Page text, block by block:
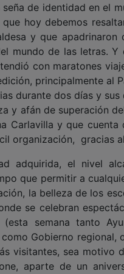
de identidad en el
hoy debemos
y que
mundo de las letras.
con maratones
principalmente al
durante dos días y
y afán de superación
Carlavilla y que
organización, gracias
adquirida, el nivel
que permitir a
la belleza de los
se celebran
(esta semana tanto
Gobierno regional,
visitantes, sea motivo
aparte de un